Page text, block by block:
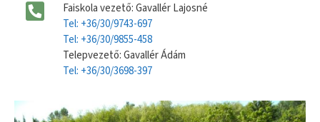
Faiskola vezető: Gavallér Lajosné
Tel: +36/30/9743-697
Tel: +36/30/9855-458
Telepvezető: Gavallér Ádám
Tel: +36/30/3698-397